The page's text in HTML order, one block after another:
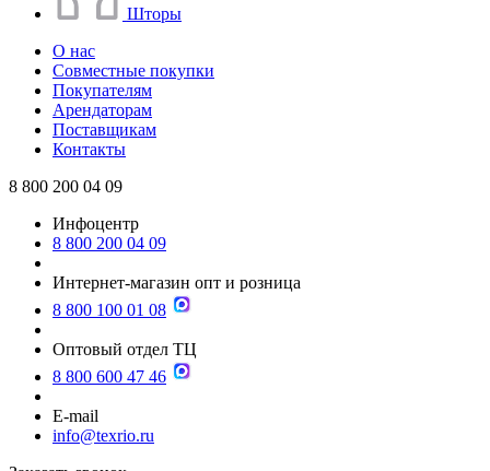
Шторы
О нас
Совместные покупки
Покупателям
Арендаторам
Поставщикам
Контакты
8 800 200 04 09
Инфоцентр
8 800 200 04 09
Интернет-магазин опт и розница
8 800 100 01 08
Оптовый отдел ТЦ
8 800 600 47 46
E-mail
info@texrio.ru